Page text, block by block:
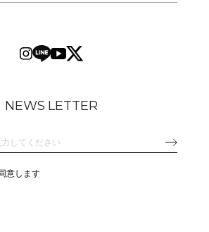
NEWS LETTER
意します